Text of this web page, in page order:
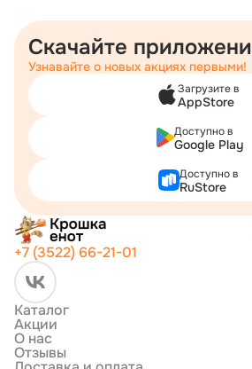
Скачайте
Узнавайте о новых акциях первыми!
Загрузите в
AppStore
Доступно в
Google Play
Доступно в
RuStore
+7 (3522) 66-21-01
Каталог
Акции
О нас
Отзывы